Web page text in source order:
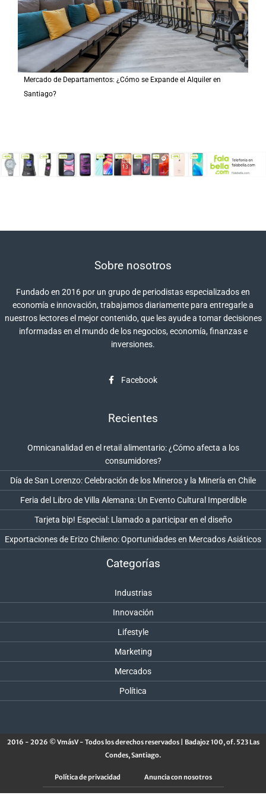
Mercado de Departamentos: ¿Cómo se Expande el Alquiler en
Santiago?
Sobre nosotros
Fundado en 2016 por un grupo de periodistas especializados en
economía e innovación, trabajamos diariamente para entregarle a
nuestros lectores el mejor contenido, que les ayude a tomar decisiones
informadas en el mundo de los negocios, economía, finanzas e
inversiones.
Facebook
Recientes
Omnicanalidad en el retail alimentario: ¿Cómo afecta a los
consumidores?
Día de San Lorenzo: Celebración de los Mineros y la Minería en Chile
Feria del Libro de Villa Alemana: Un Evento Cultural Imperdible
Tarjeta bip! Especial: Llamado a participar en el diseño
Exportaciones de Erizo Chileno: Oportunidades en Mercados Asiáticos
Categorías
Industrias
Innovación
Lifestyle
Marketing
Mercados
Política
2016 - 2026 © VmásV - Todos los derechos reservados | Badajoz 100, of. 523 Las
Condes, Santiago.
Política de privacidad Anuncia con nosotros